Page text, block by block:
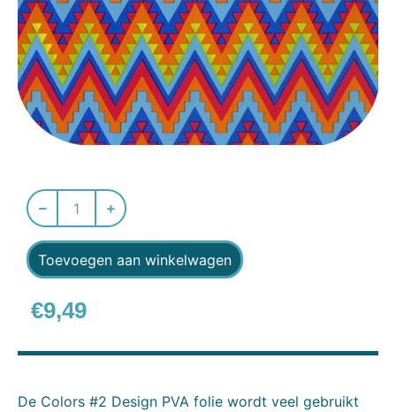
Toevoegen aan winkelwagen
€9,49
De Colors #2 Design PVA folie wordt veel gebruikt